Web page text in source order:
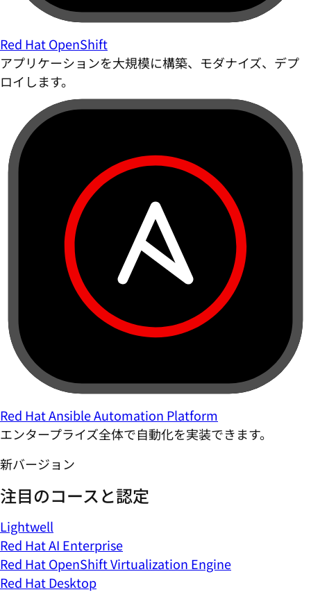
Red Hat OpenShift
アプリケーションを大規模に構築、モダナイズ、デプ
ロイします。
Red Hat Ansible Automation Platform
エンタープライズ全体で自動化を実装できます。
新バージョン
注目のコースと認定
Lightwell
Red Hat AI Enterprise
Red Hat OpenShift Virtualization Engine
Red Hat Desktop